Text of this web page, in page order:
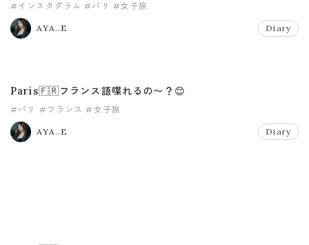
#インスタグラム #パリ #女子旅
AYA..E Diary
Paris🇫🇷フランス語喋れるの〜？😊
#パリ #フランス #女子旅
AYA..E Diary